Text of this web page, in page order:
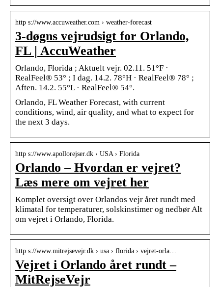
http s://www.accuweather.com › weather-forecast
3-døgns vejrudsigt for Orlando,
FL | AccuWeather
Orlando, Florida ; Aktuelt vejr. 02.11. 51°F ·
RealFeel® 53° ; I dag. 14.2. 78°H · RealFeel® 78° ;
Aften. 14.2. 55°L · RealFeel® 54°.
Orlando, FL Weather Forecast, with current
conditions, wind, air quality, and what to expect for
the next 3 days.
http s://www.apollorejser.dk › USA › Florida
Orlando – Hvordan er vejret?
Læs mere om vejret her
Komplet oversigt over Orlandos vejr året rundt med
klimatal for temperaturer, solskinstimer og nedbør Alt
om vejret i Orlando, Florida.
http s://www.mitrejsevejr.dk › usa › florida › vejret-orla…
Vejret i Orlando året rundt –
MitRejseVejr